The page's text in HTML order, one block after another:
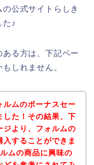
公式サイトらしき
た♪
る方は、下記ペー
しれません。
ルムのボーナスセー
した！その結果、下
ジより、フォルムの
することができま
ムの商品に興味の